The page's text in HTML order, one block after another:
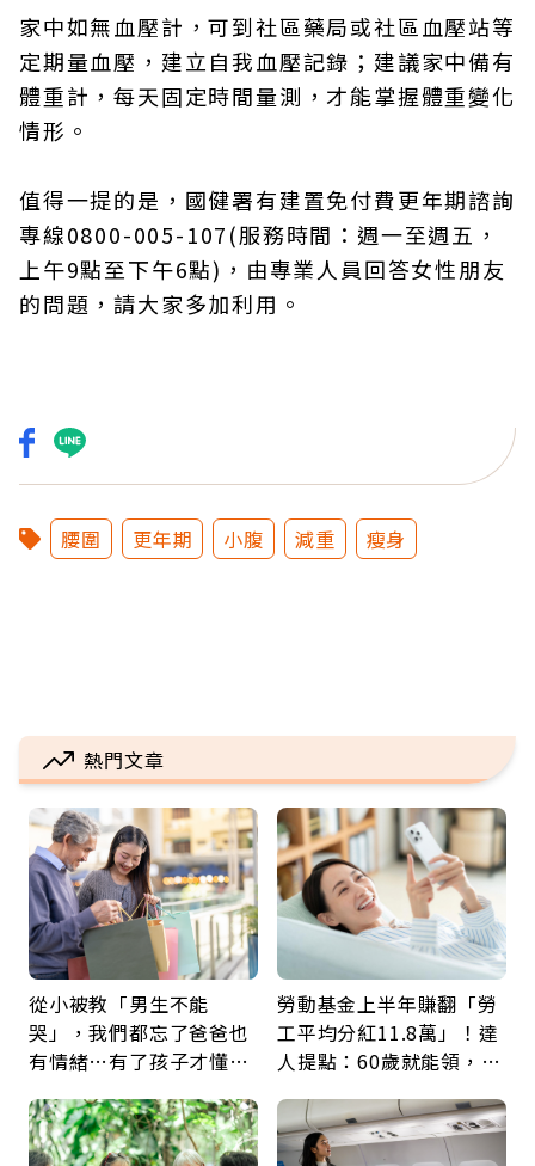
家中如無血壓計，可到社區藥局或社區血壓站等
定期量血壓，建立自我血壓記錄；建議家中備有
體重計，每天固定時間量測，才能掌握體重變化
情形。
值得一提的是，國健署有建置免付費更年期諮詢
專線0800-005-107(服務時間：週一至週五，
上午9點至下午6點)，由專業人員回答女性朋友
的問題，請大家多加利用。
腰圍 更年期 小腹 減重 瘦身
熱門文章
從小被教「男生不能
哭」，我們都忘了爸爸也
有情緒…有了孩子才懂：
久違的關心
勞動基金上半年賺翻「勞
工平均分紅11.8萬」！達
人提點：60歲就能領，重